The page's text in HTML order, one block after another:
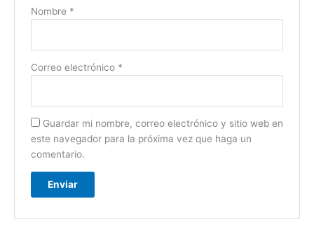
Nombre *
Correo electrónico *
Guardar mi nombre, correo electrónico y sitio web en
este navegador para la próxima vez que haga un
comentario.